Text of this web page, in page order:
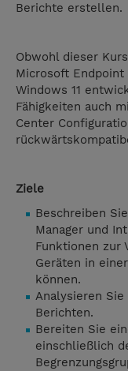
Berichte erstellen.
Obwohl dieser
Microsoft Endpoint
Windows 11
Fähigkeiten auch
Center
Ziele
Beschreiben
Manager und
Funktionen zur
Geräten in
können.
Analysieren
Berichten.
Bereiten Sie
einschließlich